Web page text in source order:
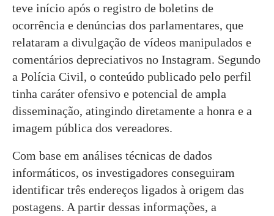
teve início após o registro de boletins de
ocorrência e denúncias dos parlamentares, que
relataram a divulgação de vídeos manipulados e
comentários depreciativos no Instagram. Segundo
a Polícia Civil, o conteúdo publicado pelo perfil
tinha caráter ofensivo e potencial de ampla
disseminação, atingindo diretamente a honra e a
imagem pública dos vereadores.
Com base em análises técnicas de dados
informáticos, os investigadores conseguiram
identificar três endereços ligados à origem das
postagens. A partir dessas informações, a